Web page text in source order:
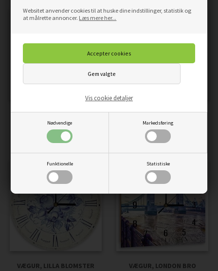
Websitet anvender cookies til at huske dine indstillinger, statistik og
at målrette annoncer. Læs mere her...
Nødvendige Markedsføring
Funktionelle Statistiske
Vis cookie detaljer
VÆGUR, KÆRLIGHED PÅ
MØRKE HYLDER
359,00DKK
VÆGUR, KÆRLIGHEDSLIV
AKVAREL
Pris359,00
VÆGUR, LILLA BLOMSTER
VÆGUR, LONDON BRO